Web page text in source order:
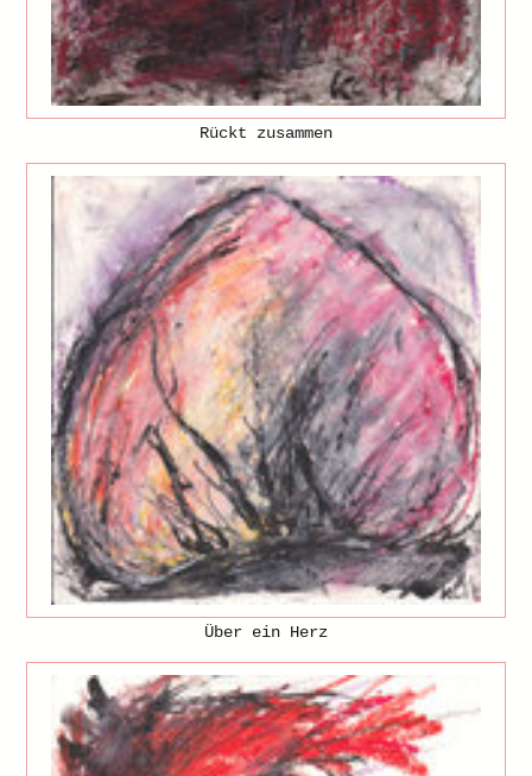
Rückt zusammen
Über ein Herz